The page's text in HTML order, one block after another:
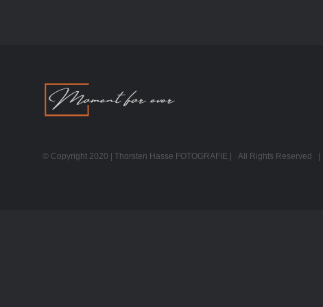
© Copyright 2020 | Thorsten Hasse FOTOGRAFIE | All Rights Reserved |